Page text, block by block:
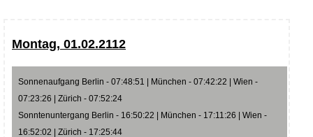
Montag, 01.02.2112
Sonnenaufgang Berlin - 07:48:51 | München - 07:42:22 | Wien -
07:23:26 | Zürich - 07:52:24
Sonntenuntergang Berlin - 16:50:22 | München - 17:11:26 | Wien -
16:52:02 | Zürich - 17:25:44